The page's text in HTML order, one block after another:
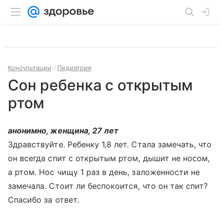
Консультации Педиатрия
Сон ребенка с открытым
ртом
анонимно, женщина, 27 лет
Здравствуйте. Ребенку 1,8 лет. Стала замечать, что
он всегда спит с открытым ртом, дышит не носом,
а ртом. Нос чищу 1 раз в день, заложенности не
замечала. Стоит ли беспокоится, что он так спит?
Спасибо за ответ.